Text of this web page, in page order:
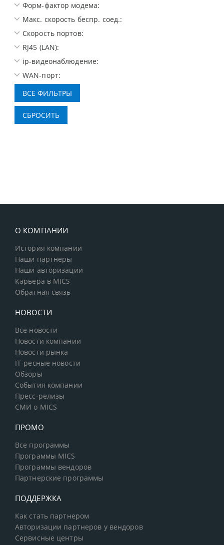
Форм-фактор модема:
Макс. скорость беспр. соед.:
Скорость портов:
RJ45 (LAN):
ip-видеонаблюдение:
WAN-порт:
О КОМПАНИИ
История компании
Наши партнеры
Наши авторизации
Карьера в MICS
Обратная связь
НОВОСТИ
Все новости
Новости компании
Новости рынка
IT-ресные новости
Обзоры
События компании
Пресс-релизы
СМИ о MICS
ПРОМО
Все программы
Программы MICS
Программы вендоров
Партнерские программы
ПОДДЕРЖКА
Как стать партнером
Авторизации партнеров у вендоров
Сервисные центры